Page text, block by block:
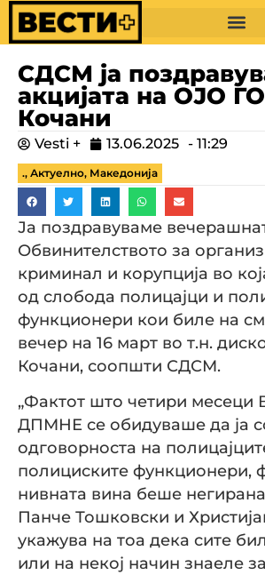
СДСМ ја
акцијата на ОЈО
Кочани
Vesti + 13.06.2025 - 11:29
., Актуелно, Македонија
Ја поздравуваме
Обвинителството за
криминал и корупција во
од слобода полицајци и
функционери кои биле на
вечер на 16 март во т.н.
Кочани, соопшти СДСМ.
„Фактот што четири
ДПМНЕ се обидуваше да ја
одговорноста на
полициските функционери,
нивната вина беше
Панче Тошковски и
укажува на тоа дека сите
или на некој начин знаеле за